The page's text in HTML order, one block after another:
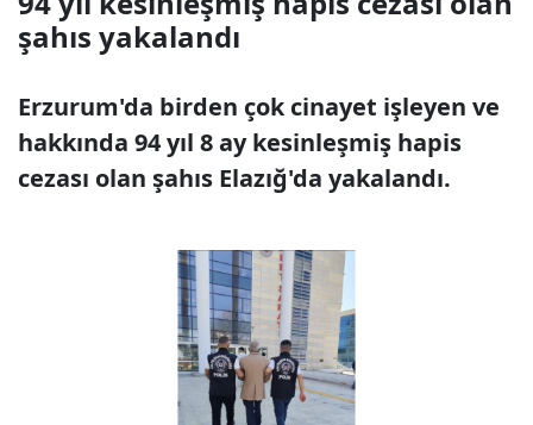
şahıs yakalandı
Erzurum'da birden çok cinayet işleyen ve
hakkında 94 yıl 8 ay kesinleşmiş hapis
cezası olan şahıs Elazığ'da yakalandı.